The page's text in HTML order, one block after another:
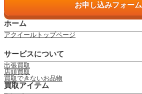
お申し込みフォーム
ホーム
アクイールトップページ
サービスについて
出張買取
店頭買取
買取できないお品物
買取アイテム